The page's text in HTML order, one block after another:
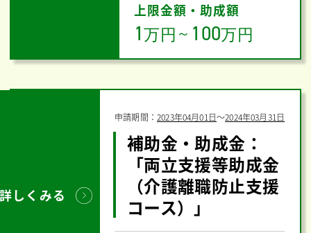
上限金額・助成額
1万円 ～ 100万円
詳しくみる
申請期間：2023年04月01日〜2024年03月31日
補助金・助成金：
「両立支援等助成金
（介護離職防止支援
コース）」